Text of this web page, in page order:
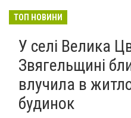
майбутніх
ТОП НОВИНИ
У селі Велика
Звягельщині
влучила в
будинок